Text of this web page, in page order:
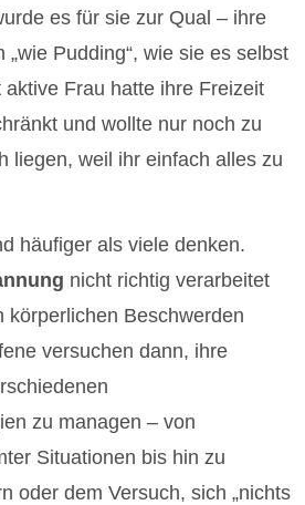
es für sie zur Qual – ihre
„wie Pudding“, wie sie es selbst
Frau hatte ihre Freizeit
und wollte nur noch zu
liegen, weil ihr einfach alles zu
häufiger als viele denken.
nicht richtig verarbeitet
körperlichen Beschwerden
versuchen dann, ihre
zu managen – von
Situationen bis hin zu
oder dem Versuch, sich „nichts